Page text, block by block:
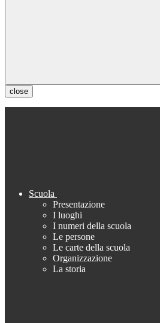
close
Scuola
Presentazione
I luoghi
I numeri della scuola
Le persone
Le carte della scuola
Organizzazione
La storia